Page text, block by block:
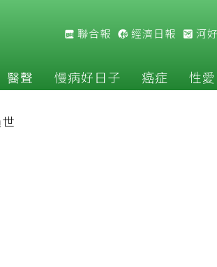
聯合報 經濟日報 河
醫聲 慢病好日子 癌症 性愛